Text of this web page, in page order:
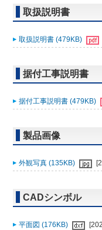
取扱説明書
取扱説明書 (479KB)
据付工事説明書
据付工事説明書 (479KB)
製品画像
外観写真 (135KB)
CADシンボル
平面図 (176KB)